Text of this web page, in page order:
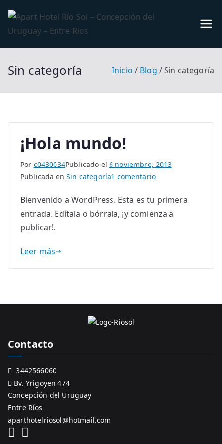
contenido
Apart
Hotel
Río
epció
n del
Urug
Entre
Alojamiento en
Entre Ríos
Sin categoría Inicio Blog Sin categoría
¡Hola mundo!
Por c0430034Publicado el6 noviembre, 2013
Publicada enSin categoría1 comentarioen
mundo!
Bienvenido a WordPress. Esta es tu primera
entrada. Edítala o bórrala, ¡y comienza a
publicar!.
Leer más
Contacto
3442566060
Bv. Yrigoyen 474
Concepción del Uruguay
Entre Ríos
aparthotelriosol@hotmail.com